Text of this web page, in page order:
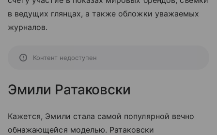
в ведущих глянцах, а также обложки уважаемых
журналов.
Контент недоступен
Эмили Ратаковски
Кажется, Эмили стала самой популярной вечно
обнажающейся моделью. Ратаковски